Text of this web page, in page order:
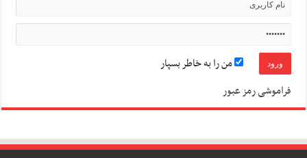
من را به خاطر بسپار
فراموشی رمز عبور